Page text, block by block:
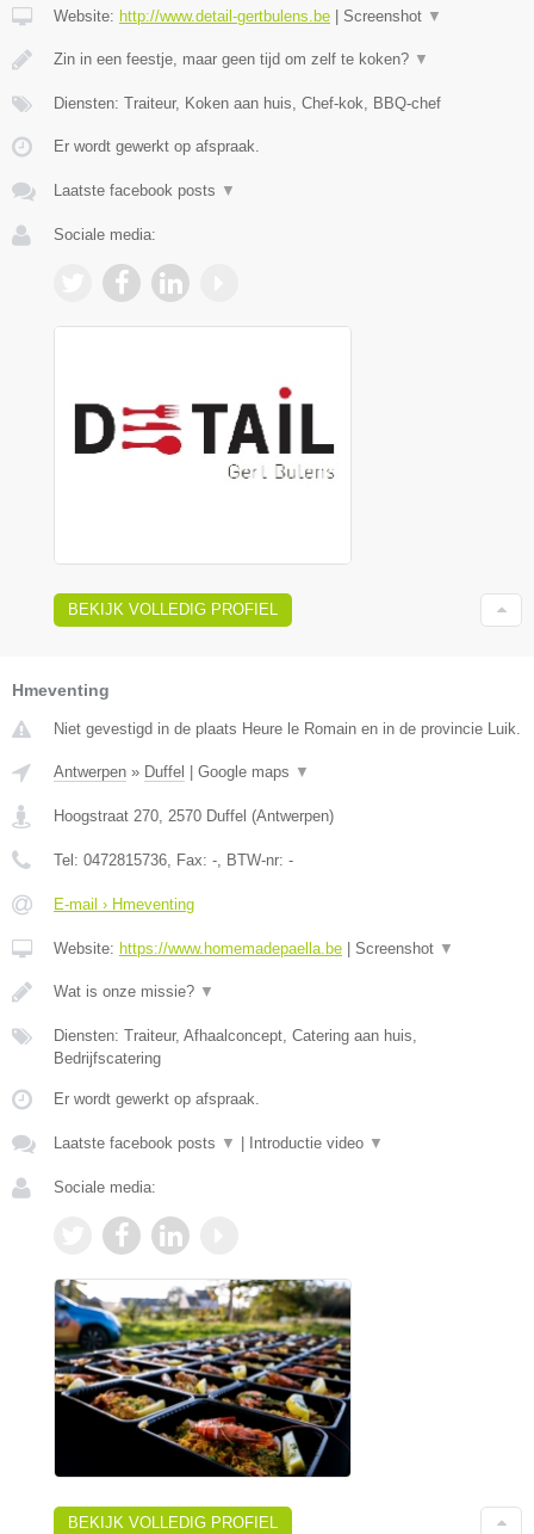
Website: http://www.detail-gertbulens.be Screenshot ▼
Zin in een feestje, maar geen tijd om zelf te koken? ▼
Diensten: Traiteur, Koken aan huis, Chef-kok, BBQ-chef
Er wordt gewerkt op afspraak.
Laatste facebook posts ▼
Sociale media:
BEKIJK VOLLEDIG PROFIEL
Hmeventing
Niet gevestigd in de plaats Heure le Romain en in de provincie Luik.
Antwerpen » Duffel Google maps ▼
Hoogstraat 270, 2570 Duffel (Antwerpen)
Tel: 0472815736, Fax: -, BTW-nr: -
E-mail › Hmeventing
Website: https://www.homemadepaella.be Screenshot ▼
Wat is onze missie? ▼
Diensten: Traiteur, Afhaalconcept, Catering aan huis,
Bedrijfscatering
Er wordt gewerkt op afspraak.
Laatste facebook posts ▼ Introductie video ▼
Sociale media:
BEKIJK VOLLEDIG PROFIEL